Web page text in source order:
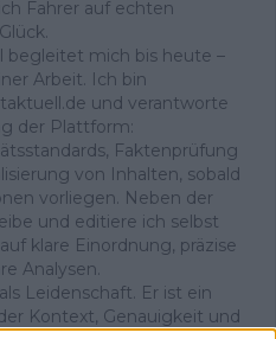
Fahrer auf echten
begleitet mich bis heute –
Arbeit. Ich bin
und verantworte
der Plattform:
Faktenprüfung
von Inhalten, sobald
vorliegen. Neben der
und editiere ich selbst
klare Einordnung, präzise
Analysen.
Leidenschaft. Er ist ein
Kontext, Genauigkeit und